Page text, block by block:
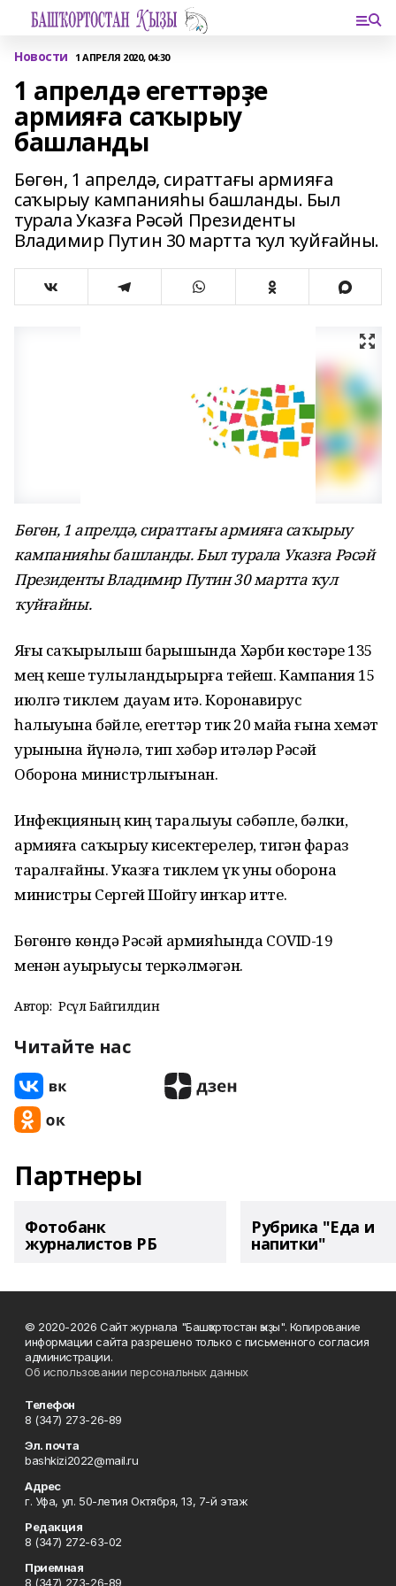
Новости 1 АПРЕЛЯ 2020, 04:30
1 апрелдә егеттәрҙе
армияға саҡырыу
башланды
Бөгөн, 1 апрелдә, сираттағы армияға
саҡырыу кампанияһы башланды. Был
турала Указға Рәсәй Президенты
Владимир Путин 30 мартта ҡул ҡуйғайны.
Бөгөн, 1 апрелдә, сираттағы армияға саҡырыу
кампанияһы башланды. Был турала Указға Рәсәй
Президенты Владимир Путин 30 мартта ҡул
ҡуйғайны.
Яҙғы саҡырылыш барышында Хәрби көстәрҙе 135
мең кеше тулыландырырға тейеш. Кампания 15
июлгә тиклем дауам итә. Коронавирус
һалыуына бәйле, егеттәр тик 20 майҙа ғына хеҙмәт
урынына йүнәлә, тип хәбәр итәләр Рәсәй
Оборона министрлығынан.
Инфекцияның киң таралыуы сәбәпле, бәлки,
армияға саҡырыу кисектерелер, тигән фараз
таралғайны. Указға тиклем үк уны оборона
министры Сергей Шойгу инҡар итте.
Бөгөнгө көндә Рәсәй армияһында COVID-19
менән ауырыусы теркәлмәгән.
Автор: Рәсүл Байгилдин
Читайте нас
Партнеры
Фотобанк
журналистов РБ
Рубрика "Еда и
напитки"
© 2020-2026 Сайт журнала "Башҡортостан ҡыҙы". Копирование
информации сайта разрешено только с письменного согласия
администрации.
Об использовании персональных данных
Телефон
8 (347) 273-26-89
Эл. почта
bashkizi2022@mail.ru
Адрес
г. Уфа, ул. 50-летия Октября, 13, 7-й этаж
Редакция
8 (347) 272-63-02
Приемная
8 (347) 273-26-89